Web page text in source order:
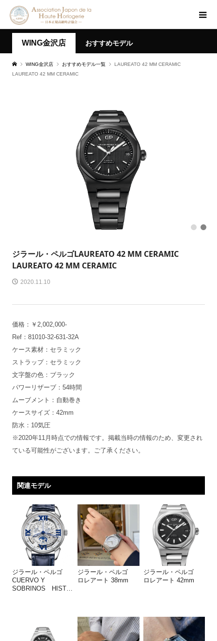
WING金沢店 おすすめモデル
WING金沢店 おすすめモデル一覧
LAUREATO 42 MM CERAMIC
LAUREATO 42 MM CERAMIC
1 2
ジラール・ペルゴLAUREATO 42 MM CERAMIC
LAUREATO 42 MM CERAMIC
2020.11.10
価格：￥2,002,000-
Ref：81010-32-631-32A
ケース素材：セラミック
ストラップ：セラミック
文字盤の色：ブラック
パワーリザーブ：54時間
ムーブメント：自動巻き
ケースサイズ：42mm
防水：10気圧
※2020年11月時点での情報です。掲載当時の情報のため、変更され
ている可能性がございます。ご了承ください。
関連モデル
ジラール・ペルゴ
CUERVO Y
SOBRINOS HIST…
ジラール・ペルゴ
ロレアート 38mm
ジラール・ペルゴ
ロレアート 42mm